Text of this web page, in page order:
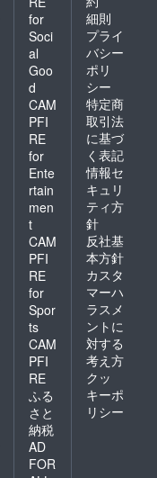
しま
す。
１：セ
ミオー
シャツ
に入れ
たい
キャラ
の名前
と宗教
（例：
ネコ教
のテレ
サ）
２：ス
ペシャ
ルサン
クス枠
に入れ
たいあ
なたの
お名前
（仮名
OK）
の山札
をセッ
トでき
るスタ
ンド。
「アク
リル製
のぞき
コマ」
両面に
牧師さ
んのイ
ラスト
が施さ
れたア
クリル
製のア
クリル
コマ。
★お願
い★ 支
援時の
「備考
欄」に
以下の
ご記入
お願い
しま
１：ス
デッキ
スタン
ド」 悪
魔とロ
リータ
の山札
をセッ
トでき
るスタ
ンドに
なりま
す。
セット
できる
カード
サイズ
はミニ
ユーロ
サイズ
（44×6
8mm）
り、同
サイズ
であれ
ば他の
ゲーム
のカー
ドでも
ラバー
製プレ
イマッ
トにな
りま
す。
カード
枠が印
刷され
たマッ
なって
おり、
遊びや
すさが
アップ
しま
す。
「アク
リル製
デッキ
スタン
ド」 悪
魔とロ
リータ
の山札
をセッ
トでき
るスタ
for
Soci
al
Goo
d
CAM
PFI
RE
for
Ente
rtain
men
t
CAM
PFI
RE
for
Spor
ts
CAM
PFI
RE
ふる
さと
納税
AD
FOR
細則
プライ
バシー
ポリ
シー
特定商
取引法
に基づ
く表記
情報セ
キュリ
ティ方
針
反社基
本方針
カスタ
マーハ
ラスメ
ントに
対する
考え方
クッ
キーポ
リシー